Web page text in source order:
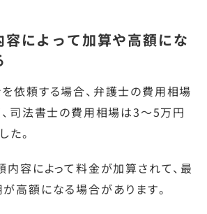
によって加算や高額にな
依頼する場合、弁護士の費用相場
司法書士の費用相場は3〜5万円
た。
内容によって料金が加算されて、最
高額になる場合があります。